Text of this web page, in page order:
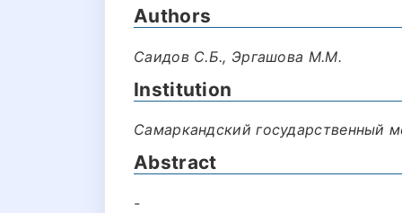
Authors
Саидов С.Б., Эргашова М.М.
Institution
Самаркандский государственный
Abstract
-